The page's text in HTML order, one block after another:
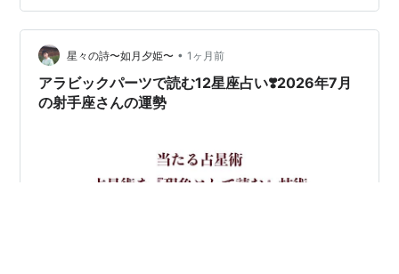
🌟 全体運 人生の可能性が広がる時 今月は、今までとは
違う考え方や価値観に触れる機会が増えそうです。 特
に、 旅行 読書 資格取得 講座の受講 専門知識の学び 出版
や発信 精神世…
星々の詩〜如月夕姫〜 • 1ヶ月前
アラビックパーツで読む12星座占い❣️2026年7月
の射手座さんの運勢